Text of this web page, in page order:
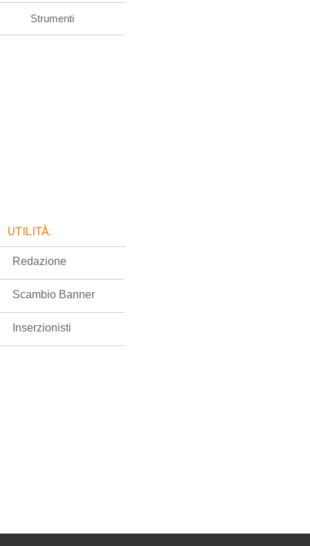
Strumenti
UTILITÀ:
Redazione
Scambio Banner
Inserzionisti